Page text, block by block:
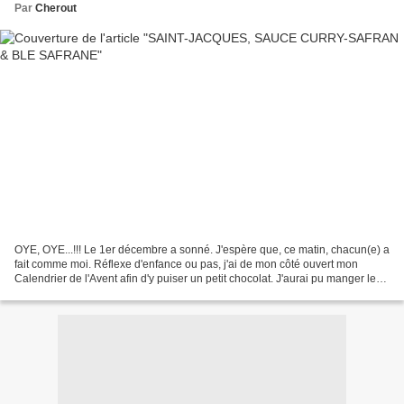
Par Cherout
OYE, OYE...!!! Le 1er décembre a sonné. J'espère que, ce matin, chacun(e) a
fait comme moi. Réflexe d'enfance ou pas, j'ai de mon côté ouvert mon
Calendrier de l'Avent afin d'y puiser un petit chocolat. J'aurai pu manger le